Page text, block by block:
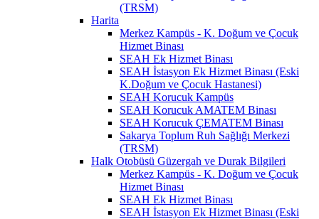
(TRSM)
Harita
Merkez Kampüs - K. Doğum ve Çocuk
Hizmet Binası
SEAH Ek Hizmet Binası
SEAH İstasyon Ek Hizmet Binası (Eski
K.Doğum ve Çocuk Hastanesi)
SEAH Korucuk Kampüs
SEAH Korucuk AMATEM Binası
SEAH Korucuk ÇEMATEM Binası
Sakarya Toplum Ruh Sağlığı Merkezi
(TRSM)
Halk Otobüsü Güzergah ve Durak Bilgileri
Merkez Kampüs - K. Doğum ve Çocuk
Hizmet Binası
SEAH Ek Hizmet Binası
SEAH İstasyon Ek Hizmet Binası (Eski